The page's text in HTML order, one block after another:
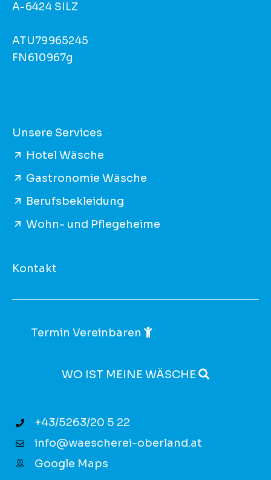
A-6424 SILZ
ATU79965245
FN610967g
Unsere Services
Hotel Wäsche
Gastronomie Wäsche
Berufsbekleidung
Wohn- und Pflegeheime
Kontakt
Termin Vereinbaren
WO IST MEINE WÄSCHE
+43/5263/20 5 22
info@waescherei-oberland.at
Google Maps